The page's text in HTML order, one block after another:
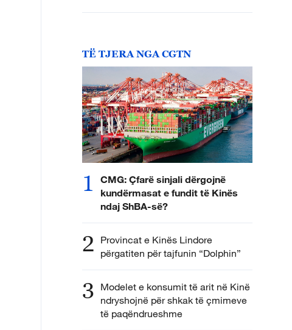
TË TJERA NGA CGTN
1
CMG: Çfarë sinjali dërgojnë
kundërmasat e fundit të Kinës
ndaj ShBA-së?
2 Provincat e Kinës Lindore
përgatiten për tajfunin “Dolphin”
3 Modelet e konsumit të arit në Kinë
ndryshojnë për shkak të çmimeve
të paqëndrueshme